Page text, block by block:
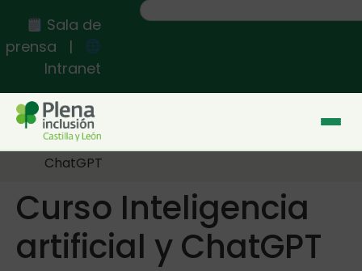
Sala de
prensa |
Intranet
Inicio >> Eventos
ChatGPT
Curso Inteligencia
artificial y ChatGPT